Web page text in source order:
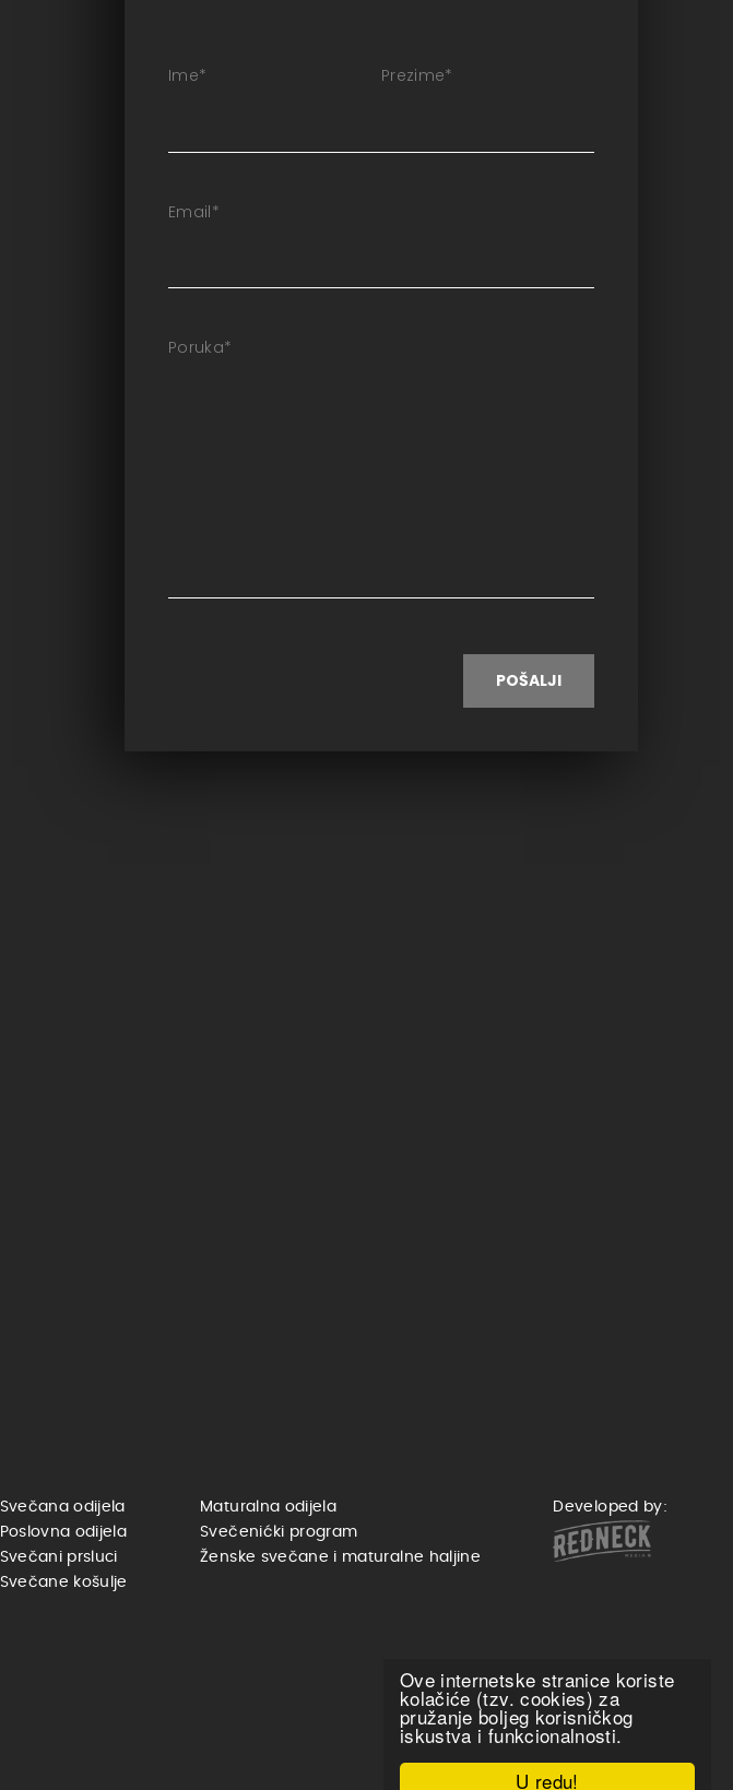
U redu!
Ove internetske stranice koriste
kolačiće (tzv. cookies) za
pružanje boljeg korisničkog
iskustva i funkcionalnosti.
Ime* Prezime*
Email*
Poruka*
Svečana odijela
Poslovna odijela
Svečani prsluci
Svečane košulje
Maturalna odijela
Svečenićki program
Ženske svečane i maturalne haljine
Developed by: